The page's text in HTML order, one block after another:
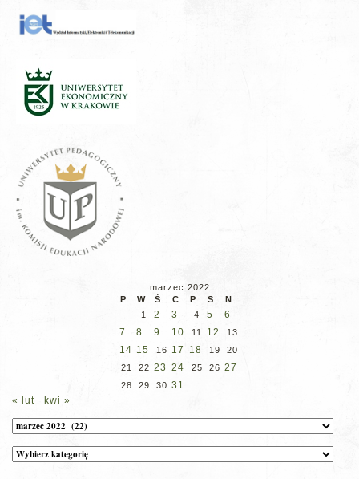
marzec 2022
P
W Ś C P S
N
1
2 3 4 5
6
7
8 9 10 11 12 13
14 15 16 17 18 19
20
21
22 23 24 25 26 27
28 29 30 31
« lut
kwi »
Archiwum
Kategorie
wpisów